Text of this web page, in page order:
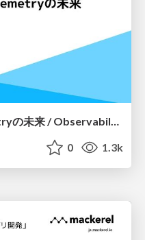
OTEPsで知るOpenTelemetryの未来 / Observability Conference Tokyo 2025
0 1.3k